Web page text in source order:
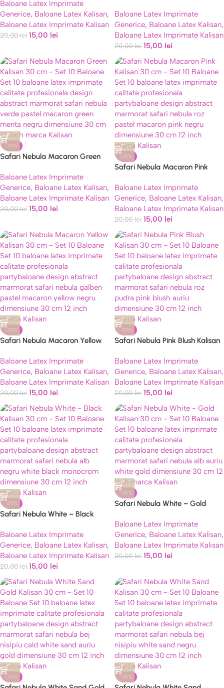
Baloane Latex Imprimate
Generice, Baloane Latex Kalisan,
Baloane Latex Imprimate Kalisan
20,00lei 15,00 lei
Baloane Latex Imprimate
Generice, Baloane Latex Kalisan,
Baloane Latex Imprimate Kalisan
20,00lei 15,00 lei
-25%
Safari Nebula Macaron Green
Baloane Latex Imprimate
Generice, Baloane Latex Kalisan,
Baloane Latex Imprimate Kalisan
20,00lei 15,00 lei
-25%
Safari Nebula Macaron Pink
Baloane Latex Imprimate
Generice, Baloane Latex Kalisan,
Baloane Latex Imprimate Kalisan
20,00lei 15,00 lei
-25%
Safari Nebula Macaron Yellow
Baloane Latex Imprimate
Generice, Baloane Latex Kalisan,
Baloane Latex Imprimate Kalisan
20,00lei 15,00 lei
-25%
Safari Nebula Pink Blush Kalisan
Baloane Latex Imprimate
Generice, Baloane Latex Kalisan,
Baloane Latex Imprimate Kalisan
20,00lei 15,00 lei
-25%
Safari Nebula White – Black
Baloane Latex Imprimate
Generice, Baloane Latex Kalisan,
Baloane Latex Imprimate Kalisan
20,00lei 15,00 lei
-25%
Safari Nebula White – Gold
Baloane Latex Imprimate
Generice, Baloane Latex Kalisan,
Baloane Latex Imprimate Kalisan
20,00lei 15,00 lei
-25% -25%